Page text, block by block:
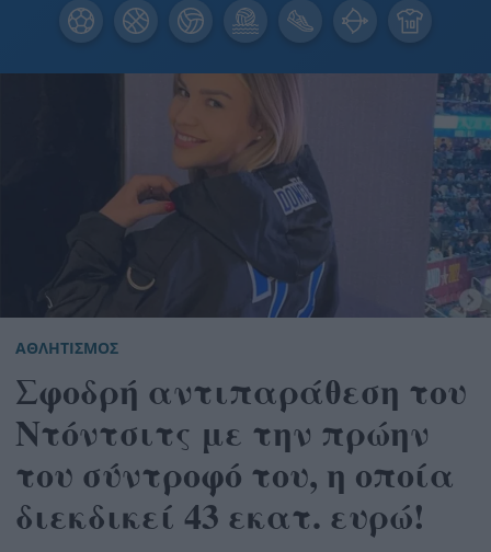
ΑΘΛΗΤΙΣΜΟΣ
Σφοδρή αντιπαράθεση του
Ντόντσιτς με την πρώην
του σύντροφό του, η οποία
διεκδικεί 43 εκατ. ευρώ!